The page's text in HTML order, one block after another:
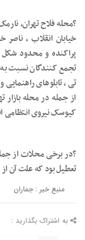
?محله فلاح تهران،
خیابان انقلاب ،
پراکنده و محدود
تجمع کنندگان نسبت
تی ، تابلوهای
از جمله در محله
کیوسک نیروی انتظامی
?در برخی محلات از جمله
تعطیل بود که علت آن
منبع خبر : جماران
به اشتراک بگذارید :